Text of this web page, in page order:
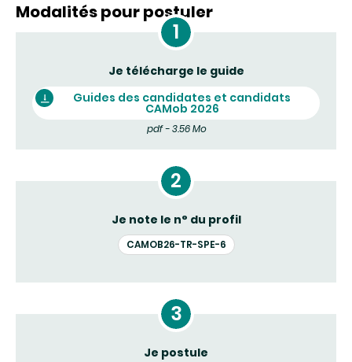
Modalités pour postuler
Je télécharge le guide
Guides des candidates et candidats
CAMob 2026
pdf - 3.56 Mo
Je note le n° du profil
CAMOB26-TR-SPE-6
Je postule